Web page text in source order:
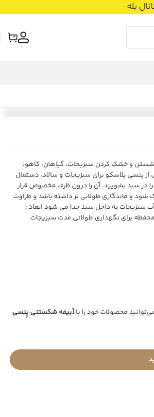
بله
و خشک کردن سبزیجات، گیاهان، کاهو،
پنسی پلاسکو برای سبزیجات و سالاد، دستمال
در سبد بشویید، آن را درون ظرف مخصوص قرار
شود و ماندگاری طولانی تر داشته باشد و طراوت
سبزیجات به داخل سبد جدا می شود ابعاد :
محصولات خود را با[بیمه شکستنی پِنسی